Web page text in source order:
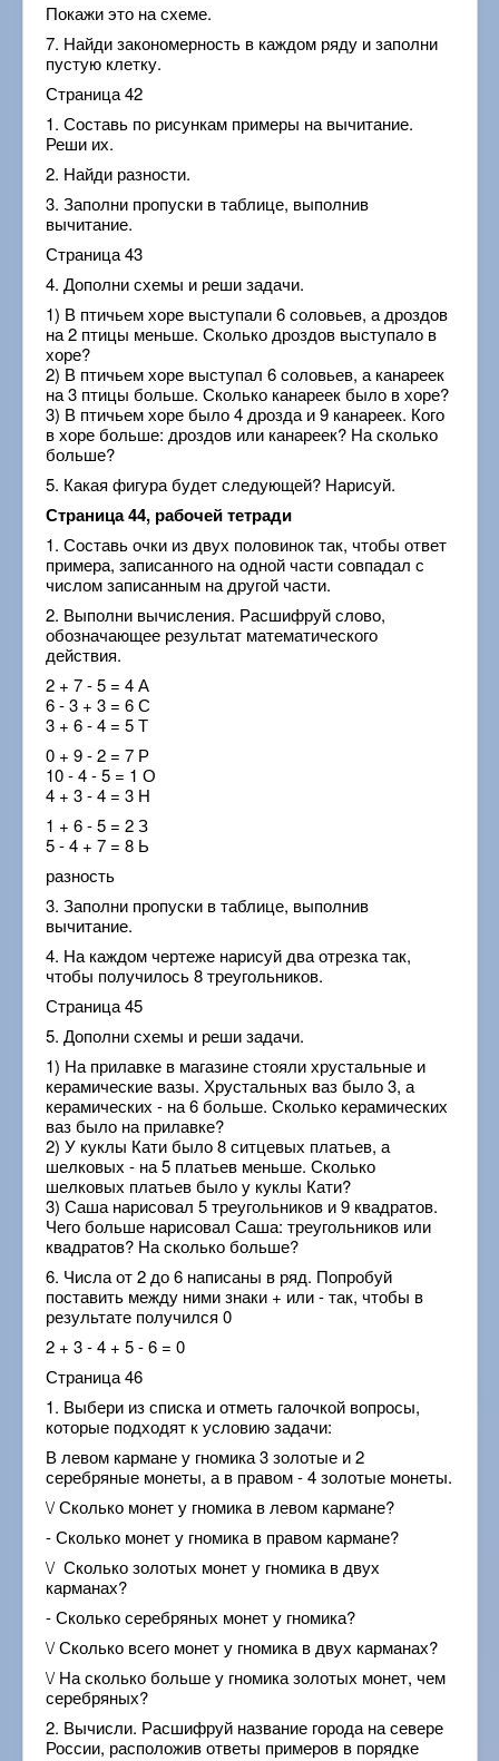
Покажи это на схеме.
7. Найди закономерность в каждом ряду и заполни
пустую клетку.
Страница 42
1. Составь по рисункам примеры на вычитание.
Реши их.
2. Найди разности.
3. Заполни пропуски в таблице, выполнив
вычитание.
Страница 43
4. Дополни схемы и реши задачи.
1) В птичьем хоре выступали 6 соловьев, а дроздов
на 2 птицы меньше. Сколько дроздов выступало в
хоре?
2) В птичьем хоре выступал 6 соловьев, а канареек
на 3 птицы больше. Сколько канареек было в хоре?
3) В птичьем хоре было 4 дрозда и 9 канареек. Кого
в хоре больше: дроздов или канареек? На сколько
больше?
5. Какая фигура будет следующей? Нарисуй.
Страница 44, рабочей тетради
1. Составь очки из двух половинок так, чтобы ответ
примера, записанного на одной части совпадал с
числом записанным на другой части.
2. Выполни вычисления. Расшифруй слово,
обозначающее результат математического
действия.
2 + 7 - 5 = 4 А
6 - 3 + 3 = 6 С
3 + 6 - 4 = 5 Т
0 + 9 - 2 = 7 Р
10 - 4 - 5 = 1 О
4 + 3 - 4 = 3 Н
1 + 6 - 5 = 2 З
5 - 4 + 7 = 8 Ь
разность
3. Заполни пропуски в таблице, выполнив
вычитание.
4. На каждом чертеже нарисуй два отрезка так,
чтобы получилось 8 треугольников.
Страница 45
5. Дополни схемы и реши задачи.
1) На прилавке в магазине стояли хрустальные и
керамические вазы. Хрустальных ваз было 3, а
керамических - на 6 больше. Сколько керамических
ваз было на прилавке?
2) У куклы Кати было 8 ситцевых платьев, а
шелковых - на 5 платьев меньше. Сколько
шелковых платьев было у куклы Кати?
3) Саша нарисовал 5 треугольников и 9 квадратов.
Чего больше нарисовал Саша: треугольников или
квадратов? На сколько больше?
6. Числа от 2 до 6 написаны в ряд. Попробуй
поставить между ними знаки + или - так, чтобы в
результате получился 0
2 + 3 - 4 + 5 - 6 = 0
Страница 46
1. Выбери из списка и отметь галочкой вопросы,
которые подходят к условию задачи:
В левом кармане у гномика 3 золотые и 2
серебряные монеты, а в правом - 4 золотые монеты.
\/ Сколько монет у гномика в левом кармане?
- Сколько монет у гномика в правом кармане?
\/ Сколько золотых монет у гномика в двух
карманах?
- Сколько серебряных монет у гномика?
\/ Сколько всего монет у гномика в двух карманах?
\/ На сколько больше у гномика золотых монет, чем
серебряных?
2. Вычисли. Расшифруй название города на севере
России, расположив ответы примеров в порядке